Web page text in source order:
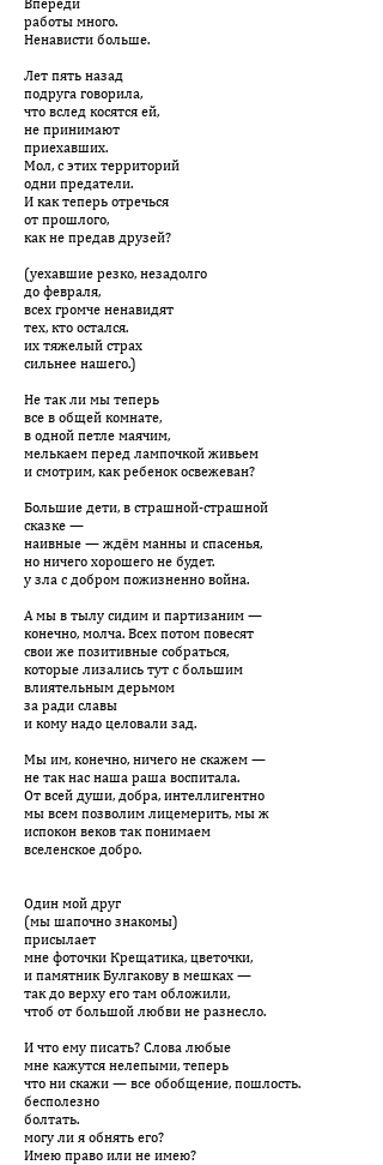
работы много.
Ненависти больше.
Лет пять назад
подруга говорила,
что вслед косятся ей,
не принимают
приехавших.
Мол, с этих территорий
одни предатели.
И как теперь отречься
от прошлого,
как не предав друзей?
(уехавшие резко, незадолго
до февраля,
всех громче ненавидят
тех, кто остался.
их тяжелый страх
сильнее нашего.)
Не так ли мы теперь
все в общей комнате,
в одной петле маячим,
мелькаем перед лампочкой живьем
и смотрим, как ребенок освежеван?
Большие дети, в страшной-страшной
сказке —
наивные — ждём манны и спасенья,
но ничего хорошего не будет.
у зла с добром пожизненно война.
А мы в тылу сидим и партизаним —
конечно, молча. Всех потом повесят
свои же позитивные собраться,
которые лизались тут с большим
влиятельным дерьмом
за ради славы
и кому надо целовали зад.
Мы им, конечно, ничего не скажем —
не так нас наша раша воспитала.
От всей души, добра, интеллигентно
мы всем позволим лицемерить, мы ж
испокон веков так понимаем
вселенское добро.
Один мой друг
(мы шапочно знакомы)
присылает
мне фоточки Крещатика, цветочки,
и памятник Булгакову в мешках —
так до верху его там обложили,
чтоб от большой любви не разнесло.
И что ему писать? Слова любые
мне кажутся нелепыми, теперь
что ни скажи — все обобщение, пошлость.
бесполезно
болтать.
могу ли я обнять его?
Имею право или не имею?